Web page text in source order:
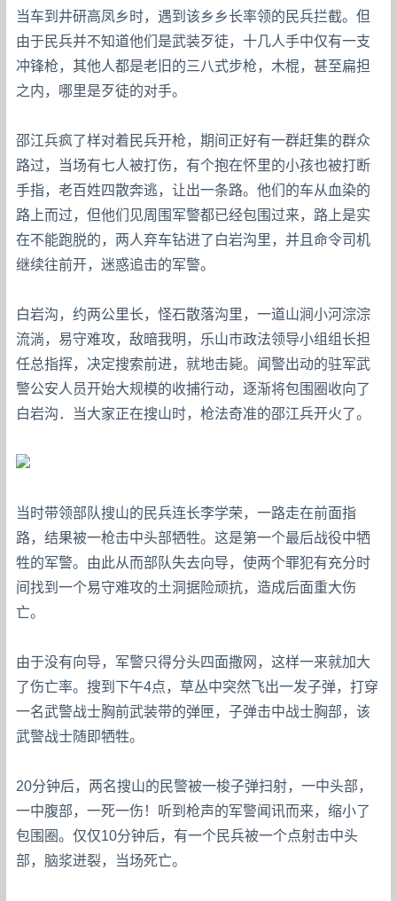
当车到井研高凤乡时，遇到该乡乡长率领的民兵拦截。但
由于民兵并不知道他们是武装歹徒，十几人手中仅有一支
冲锋枪，其他人都是老旧的三八式步枪，木棍，甚至扁担
之内，哪里是歹徒的对手。
邵江兵疯了样对着民兵开枪，期间正好有一群赶集的群众
路过，当场有七人被打伤，有个抱在怀里的小孩也被打断
手指，老百姓四散奔逃，让出一条路。他们的车从血染的
路上而过，但他们见周围军警都已经包围过来，路上是实
在不能跑脱的，两人弃车钻进了白岩沟里，并且命令司机
继续往前开，迷惑追击的军警。
白岩沟，约两公里长，怪石散落沟里，一道山涧小河淙淙
流淌，易守难攻，敌暗我明，乐山市政法领导小组组长担
任总指挥，决定搜索前进，就地击毙。闻警出动的驻军武
警公安人员开始大规模的收捕行动，逐渐将包围圈收向了
白岩沟．当大家正在搜山时，枪法奇准的邵江兵开火了。
当时带领部队搜山的民兵连长李学荣，一路走在前面指
路，结果被一枪击中头部牺牲。这是第一个最后战役中牺
牲的军警。由此从而部队失去向导，使两个罪犯有充分时
间找到一个易守难攻的土洞据险顽抗，造成后面重大伤
亡。
由于没有向导，军警只得分头四面撒网，这样一来就加大
了伤亡率。搜到下午4点，草丛中突然飞出一发子弹，打穿
一名武警战士胸前武装带的弹匣，子弹击中战士胸部，该
武警战士随即牺牲。
20分钟后，两名搜山的民警被一梭子弹扫射，一中头部，
一中腹部，一死一伤！听到枪声的军警闻讯而来，缩小了
包围圈。仅仅10分钟后，有一个民兵被一个点射击中头
部，脑浆迸裂，当场死亡。